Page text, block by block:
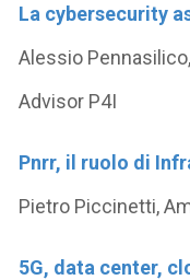
La cybersecurity
Alessio
Advisor P4I
Pnrr, il ruolo di
Pietro Piccinetti,
5G, data center,